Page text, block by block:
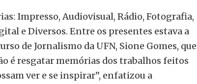
Impresso,Audiovisual, Rádio, Fotografia,
e Diversos. Entre os presentes estava a
de Jornalismo da UFN, Sione Gomes, que
é resgatar memórias dos trabalhos feitos
ver e se inspirar”, enfatizou a